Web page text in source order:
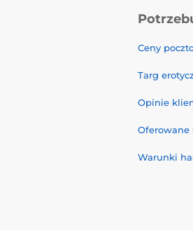
Ceny
Targ
Opinie
Oferowane
Warunki